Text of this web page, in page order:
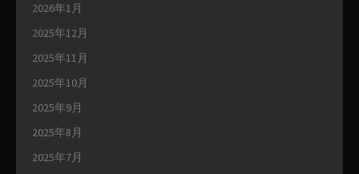
2026年1月
2025年12月
2025年11月
2025年10月
2025年9月
2025年8月
2025年7月